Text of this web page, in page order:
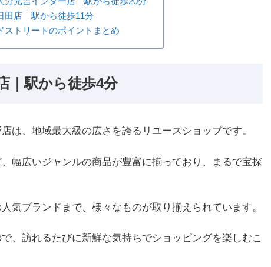
田店｜駅から徒歩11分
ストリートのポイントまとめ
｜駅から徒歩4分
は、地域最大級の広さを誇るリユースショップです。
幅広いジャンルの商品が豊富に揃っており、まるで宝探
気ブランドまで、様々なものが取り揃えられています。
、訪れるたびに新鮮な気持ちでショッピングを楽しむこ